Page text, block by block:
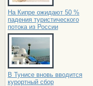
На Кипре ожидают 50 %
падения туристического
потока из России
В Тунисе вновь вводится
курортный сбор